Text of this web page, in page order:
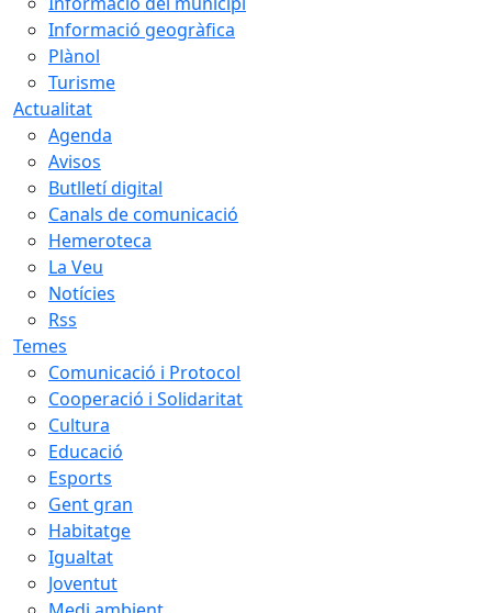
Informació geogràfica
Plànol
Turisme
Actualitat
Agenda
Avisos
Butlletí digital
Canals de comunicació
Hemeroteca
La Veu
Notícies
Rss
Temes
Comunicació i Protocol
Cooperació i Solidaritat
Cultura
Educació
Esports
Gent gran
Habitatge
Igualtat
Joventut